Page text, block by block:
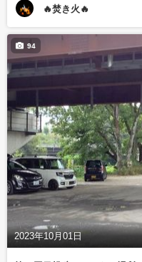
🔥焚き火🔥
2023年10月01日
94